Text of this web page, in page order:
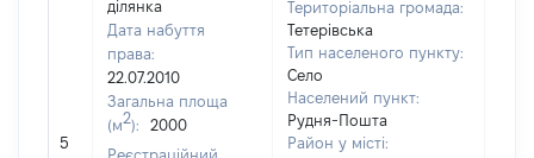
5
ділянка
Дата набуття
права:
22.07.2010
Загальна площа
(м2):
2000
Реєстраційний
Територіальна громада:
Тетерівська
Тип населеного пункту:
Село
Населений пункт:
Рудня-Пошта
Район у місті: